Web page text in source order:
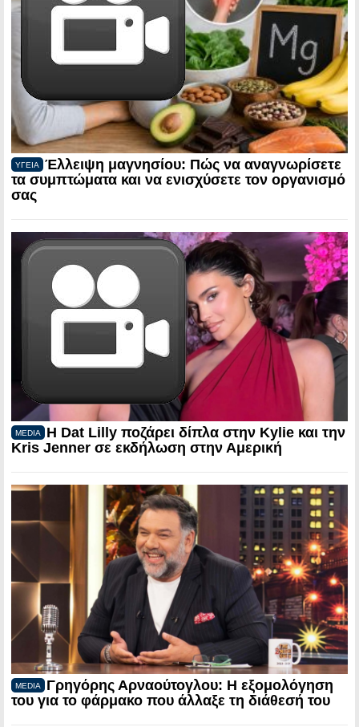
ΥΓΕΙΑ
Έλλειψη μαγνησίου: Πώς να αναγνωρίσετε
τα συμπτώματα και να ενισχύσετε τον οργανισμό
σας
MEDIA
Η Dat Lilly ποζάρει δίπλα στην Kylie και την
Kris Jenner σε εκδήλωση στην Αμερική
MEDIA
Γρηγόρης Αρναούτογλου: Η εξομολόγηση
του για το φάρμακο που άλλαξε τη διάθεσή του